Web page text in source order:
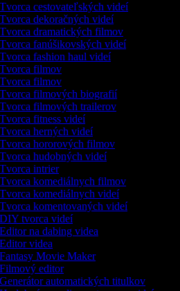
cestovateľských videí
dekoračných videí
dramatických filmov
fanúšikovských videí
fashion haul videí
filmov
filmov
filmových biografií
filmových trailerov
fitness videí
herných videí
hororových filmov
hudobných videí
intrier
komediálnych filmov
komediálnych videí
komentovaných videí
tvorca videí
na dabing videa
videa
Movie Maker
editor
automatických titulkov